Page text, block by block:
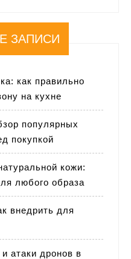
ЗАПИСИ
как правильно
на кухне
популярных
покупкой
кожи:
любого образа
внедрить для
атаки дронов в